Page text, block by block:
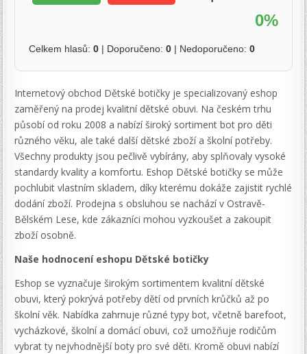
0%
Celkem hlasů:0 | Doporučeno:0 | Nedoporučeno:0
Internetový obchod Dětské botičky je specializovaný eshop
zaměřený na prodej kvalitní dětské obuvi. Na českém trhu
působí od roku 2008 a nabízí široký sortiment bot pro děti
různého věku, ale také další dětské zboží a školní potřeby.
Všechny produkty jsou pečlivě vybírány, aby splňovaly vysoké
standardy kvality a komfortu. Eshop Dětské botičky se může
pochlubit vlastním skladem, díky kterému dokáže zajistit rychlé
dodání zboží. Prodejna s obsluhou se nachází v Ostravě-
Bělském Lese, kde zákazníci mohou vyzkoušet a zakoupit
zboží osobně.
Naše hodnocení eshopu Dětské botičky
Eshop se vyznačuje širokým sortimentem kvalitní dětské
obuvi, který pokrývá potřeby dětí od prvních krůčků až po
školní věk. Nabídka zahrnuje různé typy bot, včetně barefoot,
vycházkové, školní a domácí obuvi, což umožňuje rodičům
vybrat ty nejvhodnější boty pro své děti. Kromě obuvi nabízí